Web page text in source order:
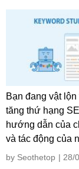
Bạn đang vật
tăng thứ hạng
hướng dẫn của
và tác động của
by Seothetop | 28/